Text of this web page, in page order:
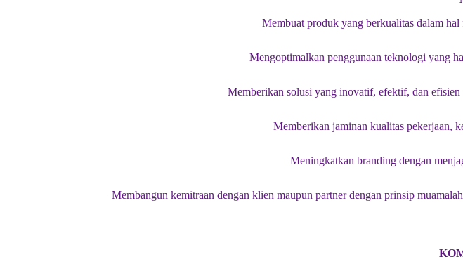
Membuat produk yang berkualitas dalam
Mengoptimalkan penggunaan teknologi yang
Memberikan solusi yang inovatif, efektif, dan
Memberikan jaminan kualitas pekerjaan,
Meningkatkan branding dengan
Membangun kemitraan dengan klien maupun partner dengan prinsip